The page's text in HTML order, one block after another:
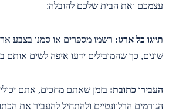
עצמכם ואת הבית שלכם להובלה:
תייגו כל ארגז: רשמו מספרים או סמנו בצבע
שונים, כך שהמובילים ידעו איפה לשים אותם
העבירו כתובת: בזמן שאתם מחכים, אתם
הגורמים הרלוונטיים ולהתחיל להעביר את